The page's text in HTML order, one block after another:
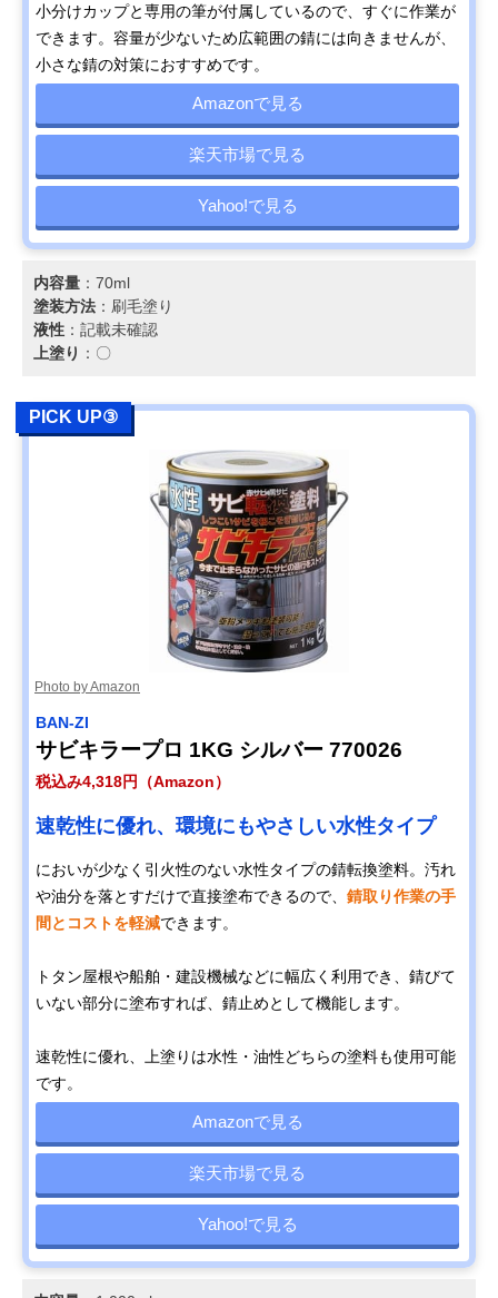
小分けカップと専用の筆が付属しているので、すぐに作業が
できます。容量が少ないため広範囲の錆には向きませんが、
小さな錆の対策におすすめです。
Amazonで見る
楽天市場で見る
Yahoo!で見る
内容量 ：70ml
塗装方法 ：刷毛塗り
液性 ：記載未確認
上塗り ：〇
PICK UP③
Photo by Amazon
BAN-ZI
サビキラープロ 1KG シルバー 770026
税込み4,318円（Amazon）
速乾性に優れ、環境にもやさしい水性タイプ
においが少なく引火性のない水性タイプの錆転換塗料。汚れ
や油分を落とすだけで直接塗布できるので、 錆取り作業の手
間とコストを軽減できます。
トタン屋根や船舶・建設機械などに幅広く利用でき、錆びて
いない部分に塗布すれば、錆止めとして機能します。
速乾性に優れ、上塗りは水性・油性どちらの塗料も使用可能
です。
Amazonで見る
楽天市場で見る
Yahoo!で見る